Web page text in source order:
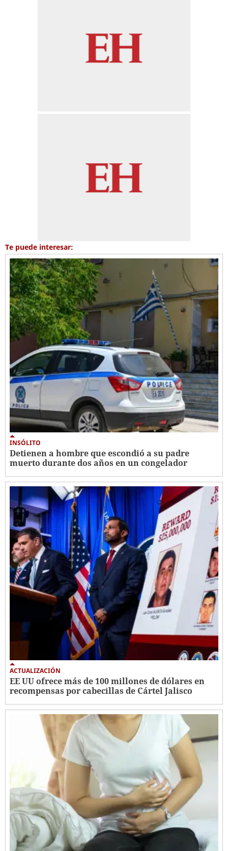
Te puede interesar:
INSÓLITO
Detienen a hombre que escondió a su padre
muerto durante dos años en un congelador
ACTUALIZACIÓN
EE UU ofrece más de 100 millones de dólares en
recompensas por cabecillas de Cártel Jalisco